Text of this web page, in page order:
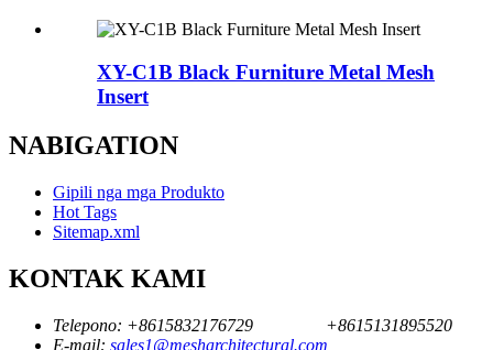
XY-C1B Black Furniture Metal Mesh
Insert
NABIGATION
Gipili nga mga Produkto
Hot Tags
Sitemap.xml
KONTAK KAMI
Telepono: +8615832176729
+8615131895520
E-mail: sales1@mesharchitectural.com